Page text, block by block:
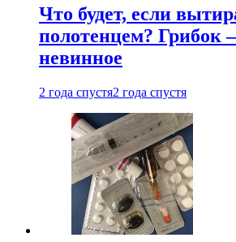
Что будет, если
полотенцем? Грибок
невинное
2 года спустя2 года спустя